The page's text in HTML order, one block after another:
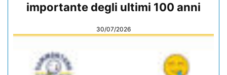
importante degli ultimi 100 anni
30/07/2026